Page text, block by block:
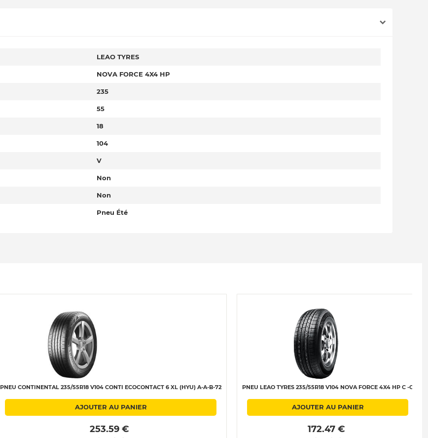
LEAO TYRES
NOVA FORCE 4X4 HP
235
55
18
104
V
Non
Non
Pneu Été
PNEU CONTINENTAL 235/55R18 V104 CONTI ECOCONTACT 6 XL (HYU) A-A-B-72
AJOUTER AU PANIER
253.59 €
PNEU LEAO TYRES 235/55R18 V104 NOVA FORCE 4X4 HP C -C
AJOUTER AU PANIER
172.47 €